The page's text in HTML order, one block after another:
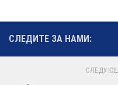
СЛЕДИТЕ ЗА НАМИ: